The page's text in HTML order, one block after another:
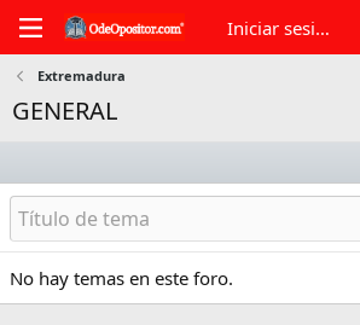
Iniciar sesión
Extremadura
GENERAL
No hay temas en este foro.